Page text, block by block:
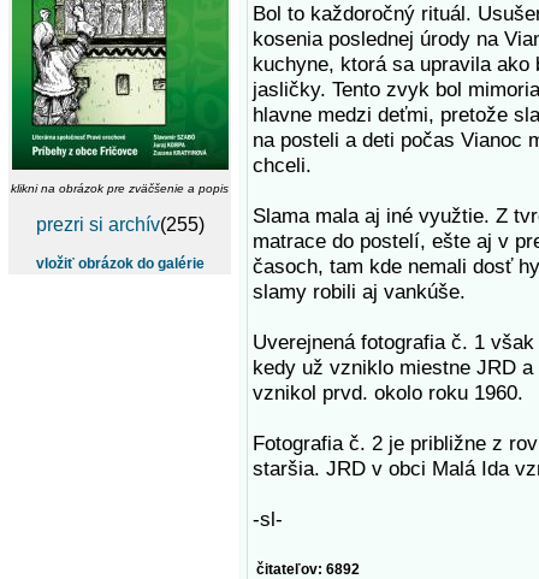
klikni na obrázok pre zväčšenie a popis
prezri si archív(255)
vložiť obrázok do galérie
Bol to každoročný rituál.
kosenia poslednej úrody na
kuchyne, ktorá sa upravila ako
jasličky. Tento zvyk bol
hlavne medzi deťmi, pretože
na posteli a deti počas Vianoc
chceli.
Slama mala aj iné využtie. Z
matrace do postelí, ešte aj v
časoch, tam kde nemali dosť
slamy robili aj vankúše.
Uverejnená fotografia č. 1
kedy už vzniklo miestne JRD
vznikol prvd. okolo roku 1960.
Fotografia č. 2 je približne z
staršia. JRD v obci Malá Ida
-sl-
čitateľov: 6892